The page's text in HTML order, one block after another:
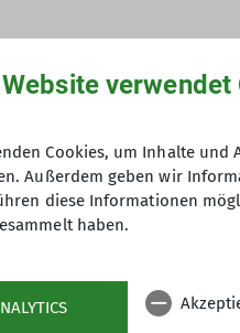
Teilnehmeranzahl
verwendet
Cookies, um Inhalte
Außerdem geben wir
diese Informationen
haben.